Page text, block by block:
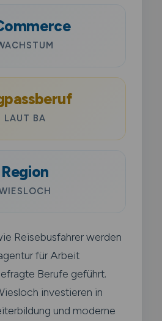
LAUT BA
Region
Reisebusfahrer werden
für Arbeit
Berufe geführt.
investieren in
und moderne